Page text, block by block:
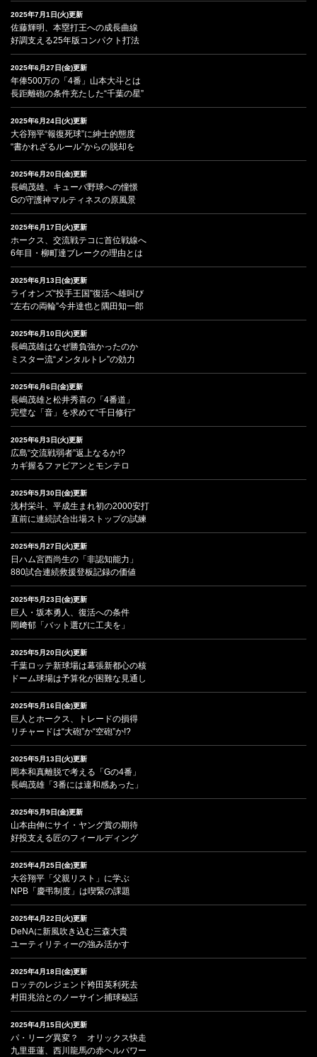
2025年7月1日(火)更新
佐藤輝明、本塁打王への成長曲線
好調支える25年版コンパクト打法
2025年6月27日(金)更新
年俸500万の「4番」山本大斗とは
長距離砲の条件充たした“千葉の星”
2025年6月24日(火)更新
大谷翔平“報復死球”に紳士的態度
“書かれざるルール”からの脱却を
2025年6月20日(金)更新
長嶋茂雄、キューバ野球への憧憬
Gの守護神マルティネスの原風景
2025年6月17日(火)更新
ホークス、交流戦テコに首位戦線へ
6年目・柳町達ブレークの理由とは
2025年6月13日(金)更新
ライオンズ“投手王国”復活へ雄叫び
“左右の両輪”今井達也と隅田知一郎
2025年6月10日(火)更新
長嶋茂雄はなぜ勝負強かったのか
ミスター流“メンタルトレ”の効力
2025年6月6日(金)更新
長嶋茂雄と松井秀喜の「4番道」
完璧な「音」を求めて“千日修行”
2025年6月3日(火)更新
広島“交流戦弱者”返上なるか!?
カギ握るファビアンとモンテロ
2025年5月30日(金)更新
浅村栄斗、平成生まれ初の2000安打
直前に連続試合出場ストップの試練
2025年5月27日(火)更新
日ハム宮西尚生の「非認知能力」
880試合連続救援登板記録の価値
2025年5月23日(金)更新
巨人・坂本勇人、復活への条件
岡﨑郁「バット選びに工夫を」
2025年5月20日(火)更新
千葉ロッテ新球場は幕張新都心の核
ドーム球場は予算化が困難な見通し
2025年5月16日(金)更新
巨人とホークス、トレードの損得
リチャードは“大砲”か“空砲”か!?
2025年5月13日(火)更新
岡本和真離脱で考える「Gの4番」
長嶋茂雄「3番には違和感あった」
2025年5月9日(金)更新
山本由伸にサイ・ヤング賞の期待
好投支える匠のフィールディング
2025年4月25日(金)更新
大谷翔平「父親リスト」に学ぶ
NPB「慶弔制度」は喫緊の課題
2025年4月22日(火)更新
DeNAに新風吹き込む三森大貴
ユーティリティーの強み活かす
2025年4月18日(金)更新
ロッテのレジェンド袴田英利死去
村田兆治とのノーサイン捕球秘話
2025年4月15日(火)更新
パ・リーグ異変？ オリックス快走
九里亜蓮、西川龍馬の赤ヘルパワー